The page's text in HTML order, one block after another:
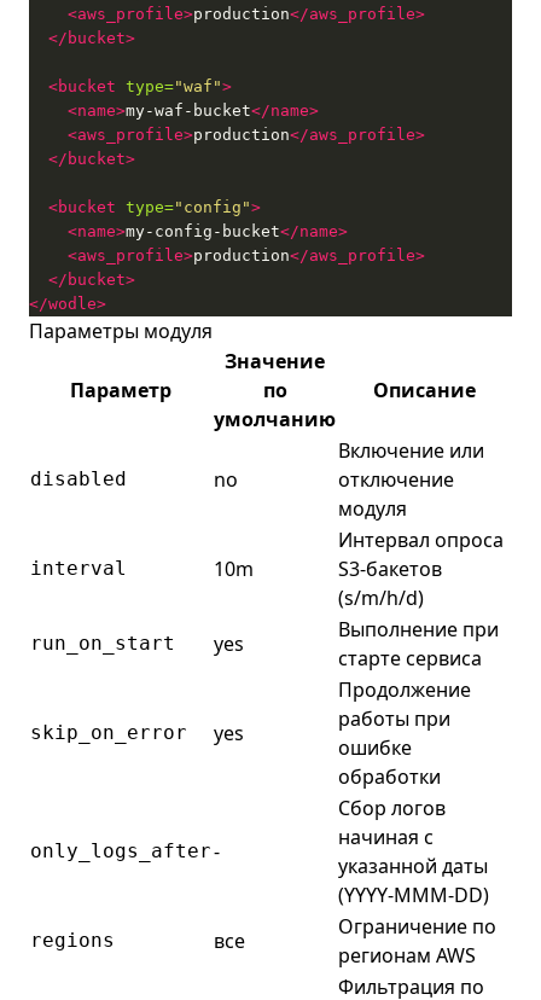
<aws_profile>production</aws_profile>
</bucket>
<bucket type="waf">
<name>my-waf-bucket</name>
<aws_profile>production</aws_profile>
</bucket>
<bucket type="config">
<name>my-config-bucket</name>
<aws_profile>production</aws_profile>
</bucket>
</wodle>
Параметры модуля
Параметр
Значение
по
умолчанию
Описание
disabled no
Включение или
отключение
модуля
interval 10m
Интервал опроса
S3-бакетов
(s/m/h/d)
run_on_start yes
Выполнение при
старте сервиса
skip_on_error yes
Продолжение
работы при
ошибке
обработки
only_logs_after-
Сбор логов
начиная с
указанной даты
(YYYY-MMM-DD)
regions все
Ограничение по
регионам AWS
Фильтрация по